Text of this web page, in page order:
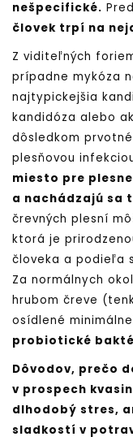
nešpecifické.
človek trpí na
Z viditeľných
prípadne mykóza
najtypickejšia
kandidóza alebo
dôsledkom
plesňovou
miesto pre
a nachádzajú sa
črevných plesní
ktorá je
človeka a podieľa
Za normálnych
hrubom čreve
osídlené
probiotické
Dôvodov, prečo
v prospech
dlhodobý stres,
sladkostí v